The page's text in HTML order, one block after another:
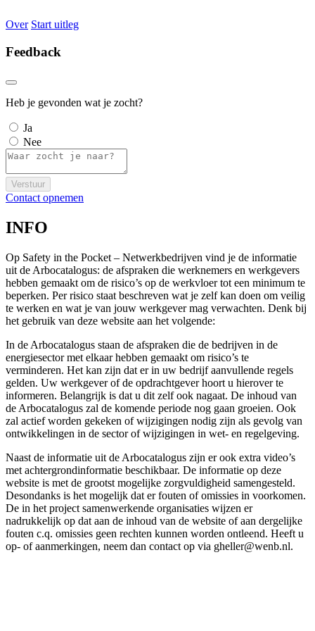
Over Start uitleg
Feedback
Heb je gevonden wat je zocht?
Ja
Nee
Verstuur
Contact opnemen
INFO
Op Safety in the Pocket – Netwerkbedrijven vind je de informatie
uit de Arbocatalogus: de afspraken die werknemers en werkgevers
hebben gemaakt om de risico’s op de werkvloer tot een minimum te
beperken. Per risico staat beschreven wat je zelf kan doen om veilig
te werken en wat je van jouw werkgever mag verwachten. Denk bij
het gebruik van deze website aan het volgende:
In de Arbocatalogus staan de afspraken die de bedrijven in de
energiesector met elkaar hebben gemaakt om risico’s te
verminderen. Het kan zijn dat er in uw bedrijf aanvullende regels
gelden. Uw werkgever of de opdrachtgever hoort u hierover te
informeren. Belangrijk is dat u dit zelf ook nagaat. De inhoud van
de Arbocatalogus zal de komende periode nog gaan groeien. Ook
zal actief worden gekeken of wijzigingen nodig zijn als gevolg van
ontwikkelingen in de sector of wijzigingen in wet- en regelgeving.
Naast de informatie uit de Arbocatalogus zijn er ook extra video’s
met achtergrondinformatie beschikbaar. De informatie op deze
website is met de grootst mogelijke zorgvuldigheid samengesteld.
Desondanks is het mogelijk dat er fouten of omissies in voorkomen.
De in het project samenwerkende organisaties wijzen er
nadrukkelijk op dat aan de inhoud van de website of aan dergelijke
fouten c.q. omissies geen rechten kunnen worden ontleend. Heeft u
op- of aanmerkingen, neem dan contact op via gheller@wenb.nl.